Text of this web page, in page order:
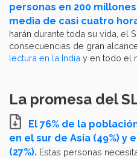
personas en 200
media de casi cuatro
harán durante toda su vida, el
consecuencias de gran
lectura en la India y en todo el
La promesa del
El 76% de la
en el sur de Asia (49%) y
(27%). Estas personas